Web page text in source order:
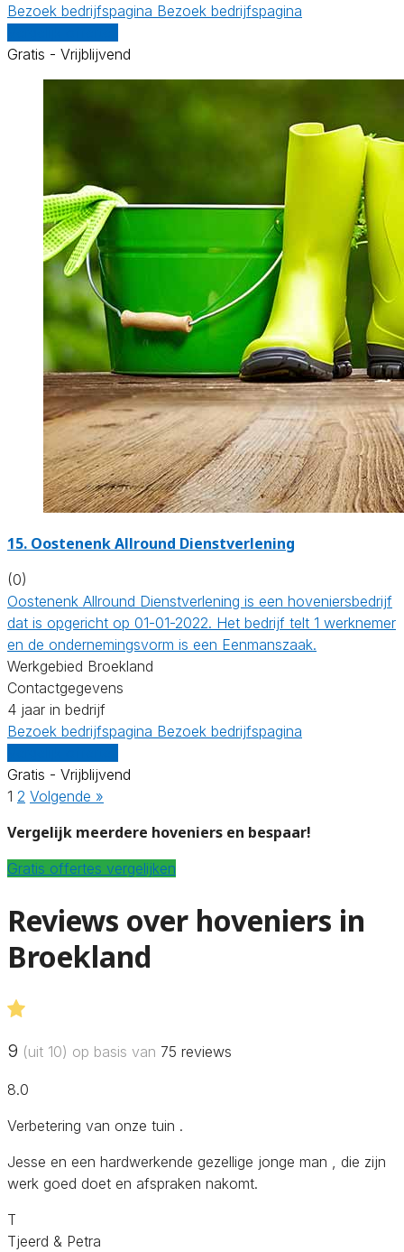
Bezoek bedrijfspagina Bezoek bedrijfspagina
Gratis - Vrijblijvend
15. Oostenenk Allround Dienstverlening
(0)
Oostenenk Allround Dienstverlening is een hoveniersbedrijf
dat is opgericht op 01-01-2022. Het bedrijf telt 1 werknemer
en de ondernemingsvorm is een Eenmanszaak.
Werkgebied Broekland
Contactgegevens
4 jaar in bedrijf
Bezoek bedrijfspagina Bezoek bedrijfspagina
Gratis - Vrijblijvend
1 2 Volgende »
Vergelijk meerdere hoveniers en bespaar!
Gratis offertes vergelijken
Reviews over hoveniers in
Broekland
9 (uit 10) op basis van 75 reviews
8.0
Verbetering van onze tuin .
Jesse en een hardwerkende gezellige jonge man , die zijn
werk goed doet en afspraken nakomt.
T
Tjeerd & Petra